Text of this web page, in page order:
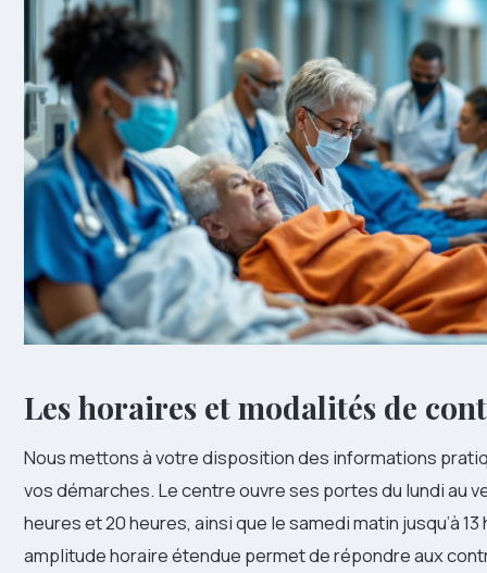
Les horaires et modalités de
Nous mettons à votre disposition des informations
vos démarches. Le centre ouvre ses portes du lundi au
heures et 20 heures, ainsi que le samedi matin jusqu’à
amplitude horaire étendue permet de répondre aux